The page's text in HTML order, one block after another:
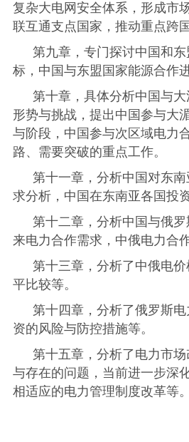
复杂大电网安全体系，形成市
联互通支点国家，推动重点跨
第九章，专门探讨中国和
标，中国与东盟国家能源合作
第十章，具体分析中国与
形势与挑战，提出中国参与大
与阶段，中国参与次区域电力
路、需要突破的重点工作。
第十一章，分析中国对东
求分析，中国在东南亚各国投
第十二章，分析中国与俄
来电力合作需求，中俄电力合
第十三章，分析了中俄电
平比较等。
第十四章，分析了俄罗斯
资的风险与防控措施等。
第十五章，分析了电力市
与存在的问题，当前进一步深
相适应的电力管理制度改革等。